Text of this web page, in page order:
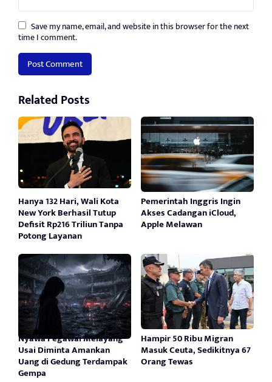
Save my name, email, and website in this browser for the next
time I comment.
Related Posts
Hanya 132 Hari, Wali Kota
New York Berhasil Tutup
Defisit Rp216 Triliun Tanpa
Potong Layanan
Pemerintah Inggris Ingin
Akses Cadangan iCloud,
Apple Melawan
Nyawa Pegawai Melayang
Usai Diminta Amankan
Uang di Gedung Terdampak
Gempa
Hampir 50 Ribu Migran
Masuk Ceuta, Sedikitnya 67
Orang Tewas